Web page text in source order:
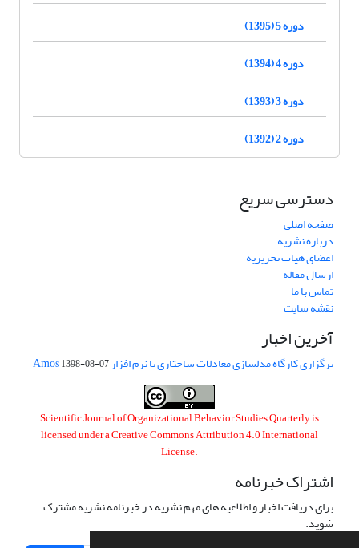
دوره 5 (1395)
دوره 4 (1394)
دوره 3 (1393)
دوره 2 (1392)
دسترسی سریع
صفحه اصلی
درباره نشریه
اعضای هیات تحریریه
ارسال مقاله
تماس با ما
نقشه سایت
آخرین اخبار
برگزاری کارگاه مدلسازی معادلات ساختاری با نرم افزار Amos1398-08-07
Scientific Journal of Organizational Behavior Studies Quarterly is
licensed under aCreative Commons Attribution 4.0 International
License.
اشتراک خبرنامه
برای دریافت اخبار و اطلاعیه های مهم نشریه در خبرنامه نشریه مشترک
شوید.